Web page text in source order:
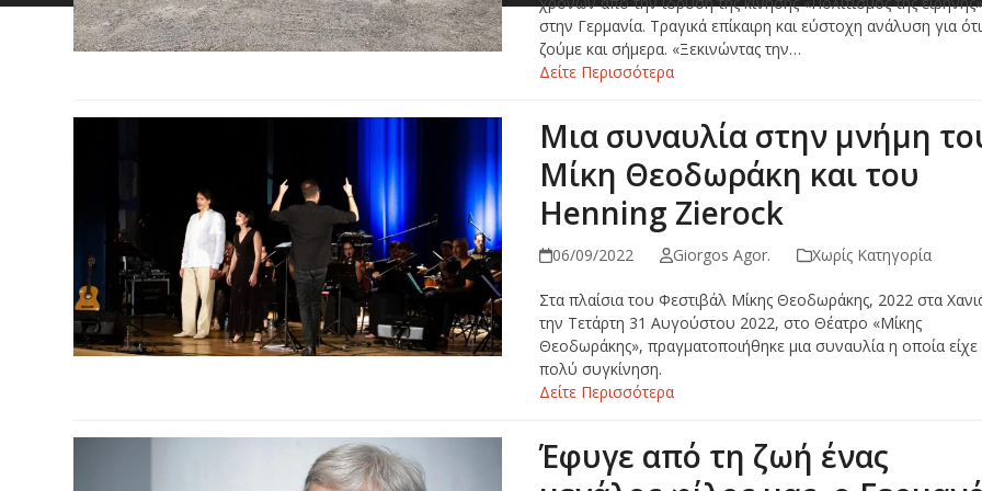
στην Γερμανία. Τραγικά επίκαιρη και εύστοχη ανάλυση για ότι
ζούμε και σήμερα. «Ξεκινώντας την…
Δείτε Περισσότερα
Μια συναυλία στην μνήμη
Μίκη Θεοδωράκη και του
Henning Zierock
06/09/2022 Giorgos Agor. Χωρίς Κατηγορία
Στα πλαίσια του Φεστιβάλ Μίκης Θεοδωράκης, 2022 στα
την Τετάρτη 31 Αυγούστου 2022, στο Θέατρο «Μίκης
Θεοδωράκης», πραγματοποιήθηκε μια συναυλία η οποία είχε
πολύ συγκίνηση.
Δείτε Περισσότερα
Έφυγε από τη ζωή ένας